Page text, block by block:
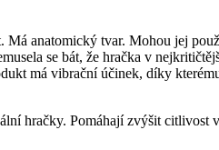
anatomický tvar. Mohou jej
se bát, že hračka v
má vibrační účinek, díky
hračky. Pomáhají zvýšit